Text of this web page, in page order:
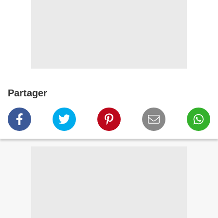
Partager